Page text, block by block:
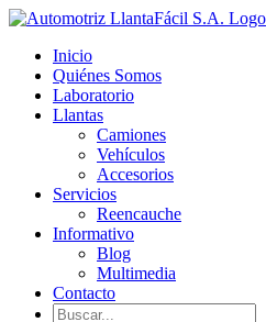
Skip
content
facebook
youtube
Inicio
Quiénes Somos
Laboratorio
Llantas
Camiones
Vehículos
Accesorios
Servicios
Reencauche
Informativo
Blog
Multimedia
Contacto
Buscar: